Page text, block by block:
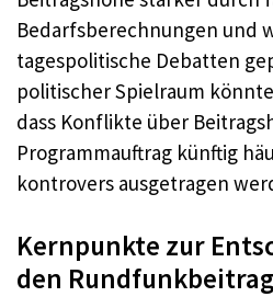
Bedarfsberechnungen und
tagespolitische Debatten
politischer Spielraum
dass Konflikte über
Programmauftrag künftig
kontrovers ausgetragen
Kernpunkte zur
den